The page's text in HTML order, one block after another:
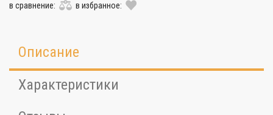
в сравнение: в избранное:
Описание
Характеристики